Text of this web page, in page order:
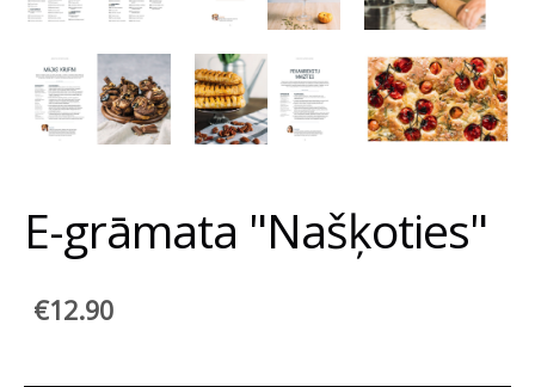
E-grāmata "Našķoties"
€12.90